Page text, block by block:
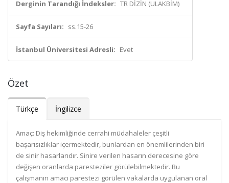
Derginin Tarandığı İndeksler: TR DİZİN (ULAKBİM)
Sayfa Sayıları: ss.15-26
İstanbul Üniversitesi Adresli: Evet
Özet
Türkçe İngilizce
Amaç: Diş hekimliğinde cerrahi müdahaleler çeşitli
başarısızlıklar içermektedir, bunlardan en önemlilerinden biri
de sinir hasarlarıdır. Sinire verilen hasarın derecesine göre
değişen oranlarda paresteziler görülebilmektedir. Bu
çalışmanın amacı parestezi görülen vakalarda uygulanan oral